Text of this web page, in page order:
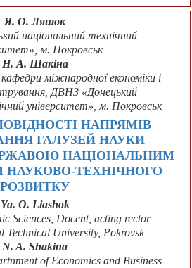
Я. О. Ляшок
національний технічний
м. Покровськ
Н. А. Шакіна
міжнародної економіки і
ДВНЗ «Донецький
університет», м. Покровськ
НАПРЯМІВ
ГАЛУЗЕЙ НАУКИ
НАЦІОНАЛЬНИМ
НАУКОВО-ТЕХНІЧНОГО
РОЗВИТКУ
Ya. O. Liashok
Sciences, Docent, acting rector
Technical University, Pokrovsk
N. A. Shakina
of Economics and Business